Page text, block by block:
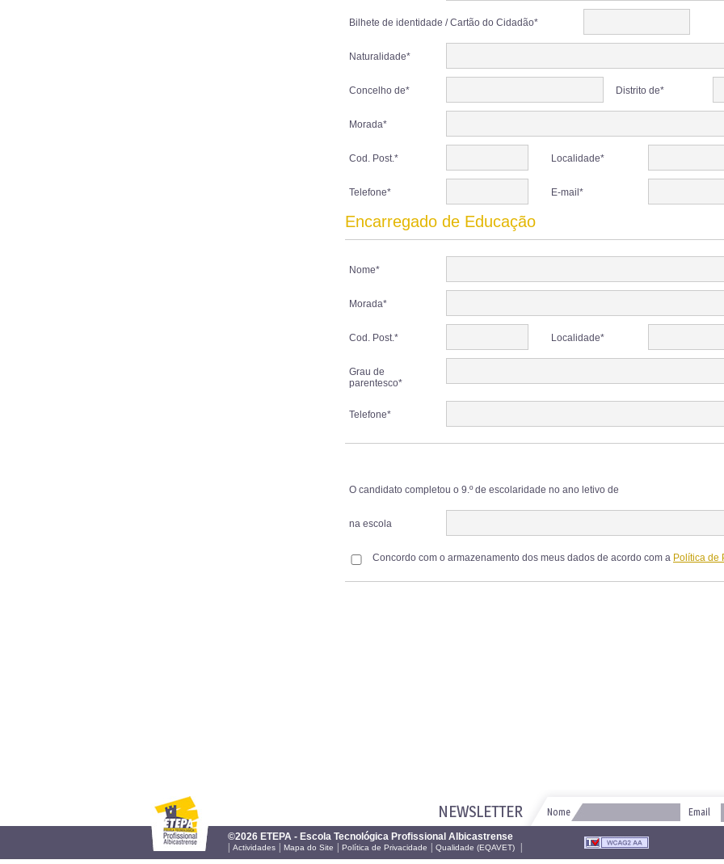
Bilhete de identidade / Cartão do Cidadão*
Naturalidade*
Concelho de* Distrito de*
Morada*
Cod. Post.* Localidade*
Telefone* E-mail*
Encarregado de Educação
Nome*
Morada*
Cod. Post.* Localidade*
Grau de
parentesco*
Telefone*
O candidato completou o 9.º de escolaridade no ano letivo de
na escola
Concordo com o armazenamento dos meus dados de acordo com a Política de
NEWSLETTER Nome Email
©2026 ETEPA - Escola Tecnológica Profissional Albicastrense
Actividades Mapa do Site Política de Privacidade Qualidade (EQAVET)